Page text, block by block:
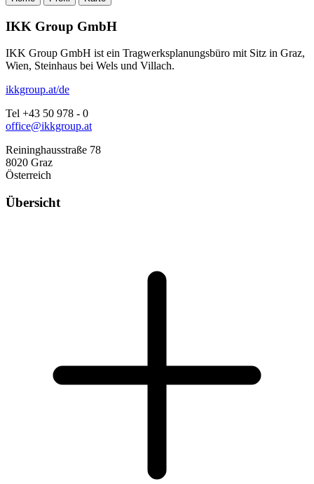
IKK Group GmbH
IKK Group GmbH ist ein Tragwerksplanungsbüro mit Sitz in Graz,
Wien, Steinhaus bei Wels und Villach.
ikkgroup.at/de
Tel +43 50 978 - 0
office@ikkgroup.at
Reininghausstraße 78
8020 Graz
Österreich
Übersicht